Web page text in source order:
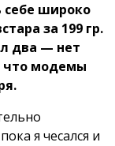
себе широко
за 199 гр.
два — нет
что модемы
я чесался и